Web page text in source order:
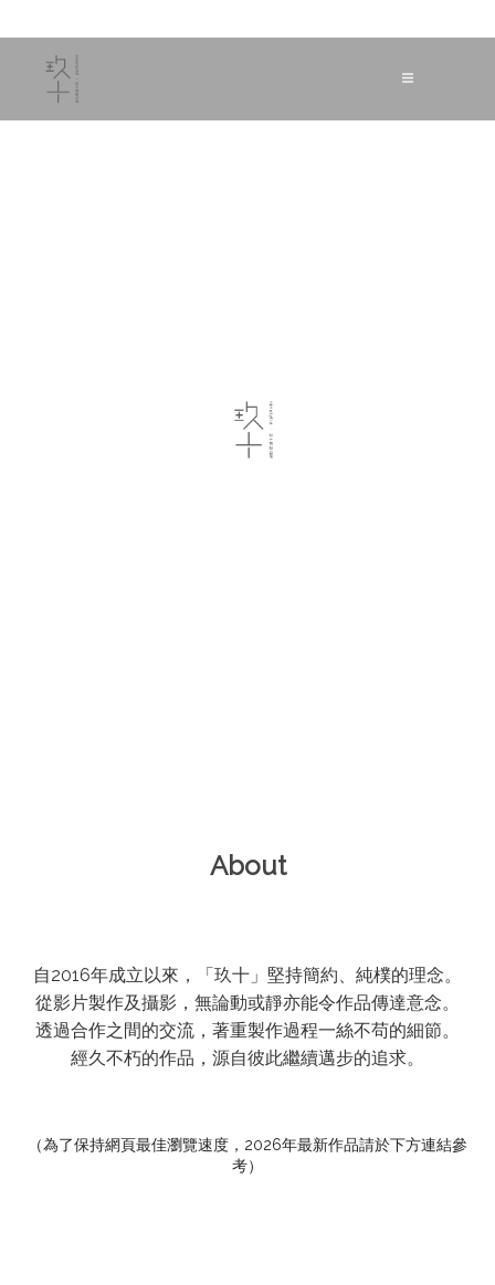
About
自2016年成立以來，「玖十」堅持簡約、純樸的理念。
從影片製作及攝影，無論動或靜亦能令作品傳達意念。
透過合作之間的交流，著重製作過程一絲不苟的細節。
經久不朽的作品，源自彼此繼續邁步的追求。
（為了保持網頁最佳瀏覽速度，2026年最新作品請於下方連結參
考）